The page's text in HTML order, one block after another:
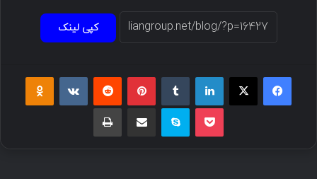
کپی لینک
فیسبوک ایکس لینکداین پینتریست
پاکت اسکایپ چاپ